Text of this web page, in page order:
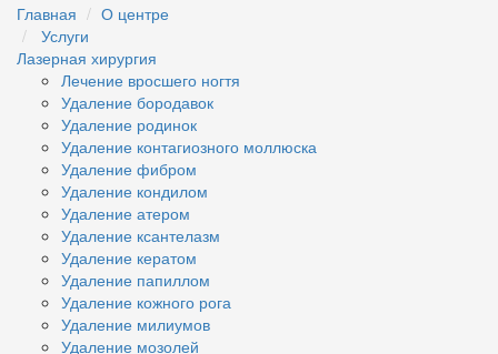
Главная
О центре
Услуги
Лазерная хирургия
Лечение вросшего ногтя
Удаление бородавок
Удаление родинок
Удаление контагиозного моллюска
Удаление фибром
Удаление кондилом
Удаление атером
Удаление ксантелазм
Удаление кератом
Удаление папиллом
Удаление кожного рога
Удаление милиумов
Удаление мозолей